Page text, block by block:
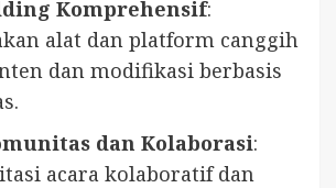
Komprehensif:
alat dan platform canggih
dan modifikasi berbasis
dan Kolaborasi:
acara kolaboratif dan